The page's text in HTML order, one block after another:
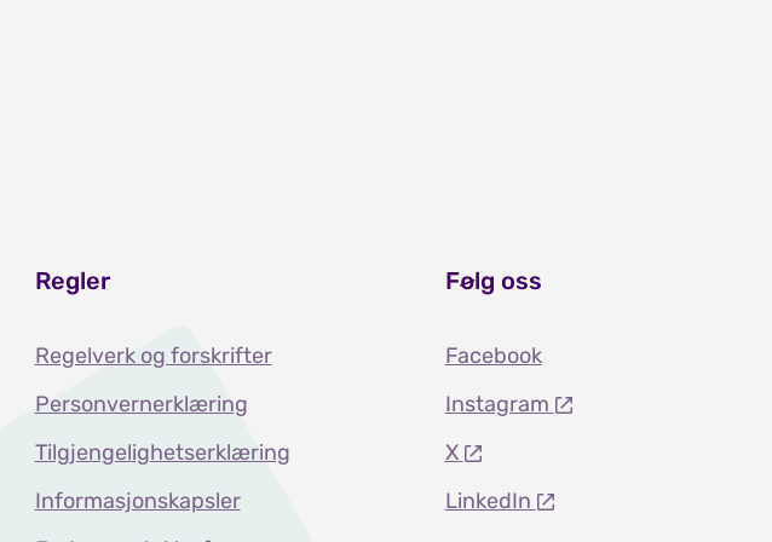
Regler
Regelverk og forskrifter
Personvernerklæring
Tilgjengelighetserklæring
Informasjonskapsler
Følg oss
Facebook
Instagram
X
LinkedIn